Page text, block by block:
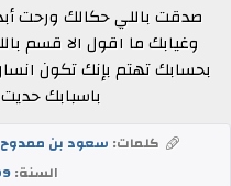
صدقت باللي حكالك ورحت
وغيابك ما اقول الا قسم
بحسابك تهتم بإنك تكون
باسبابك
كلمات: سعود بن ممدوح
السنة: